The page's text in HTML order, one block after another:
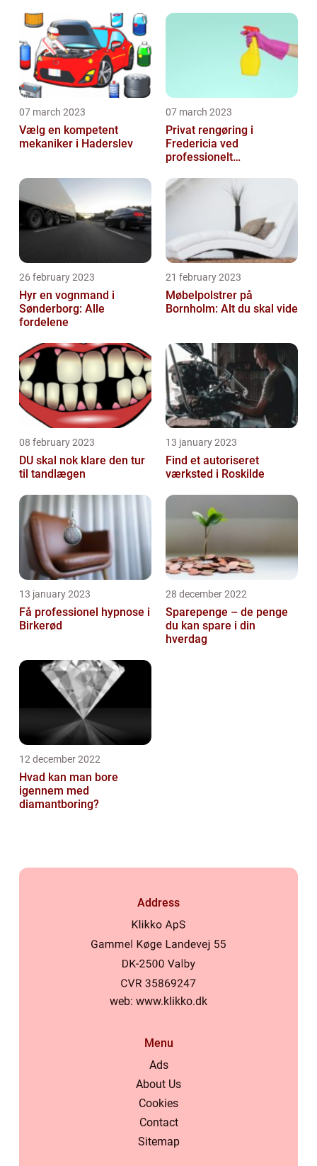
07 march 2023
Vælg en kompetent
mekaniker i Haderslev
07 march 2023
Privat rengøring i
Fredericia ved
professionelt
26 february 2023
Hyr en vognmand i
Sønderborg: Alle
fordelene
21 february 2023
Møbelpolstrer på
Bornholm: Alt du skal vide
08 february 2023
DU skal nok klare den tur
til tandlægen
13 january 2023
Find et autoriseret
værksted i Roskilde
13 january 2023
Få professionel hypnose i
Birkerød
28 december 2022
Sparepenge – de penge
du kan spare i din
hverdag
12 december 2022
Hvad kan man bore
igennem med
diamantboring?
Address
web: www.klikko.dk
Menu
Ads
About Us
Cookies
Contact
Sitemap